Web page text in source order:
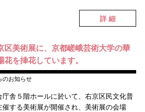
詳 細
区美術展に、京都嵯峨芸術大学の華
を挿花しています。
のお知らせ
舎５階ホールに於いて、右京区民文化普
する美術展が開催され、美術展の会場